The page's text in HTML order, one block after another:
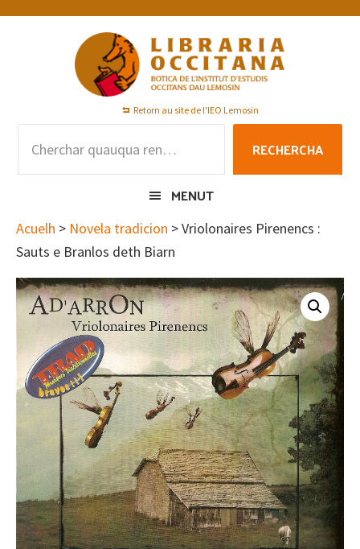
Skip
Skip
Skip
Retorn au site de l'IEO Lemosin
RECHERCHA
MENUT
Acuelh > Novela tradicion > Vriolonaires Pirenencs :
Sauts e Branlos deth Biarn